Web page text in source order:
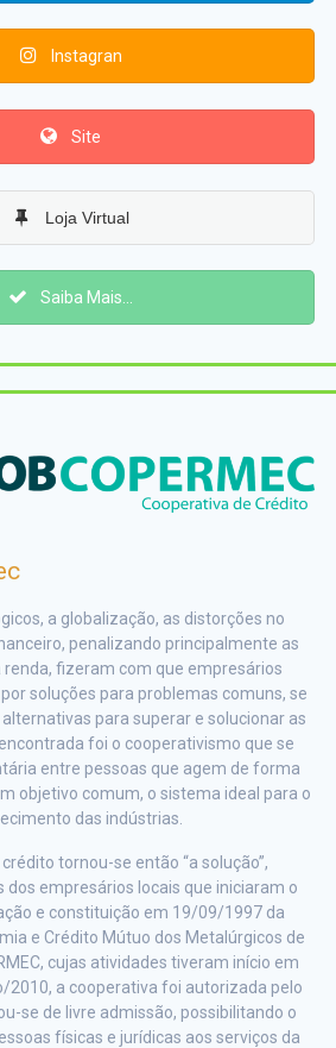
Instagran
Site
Loja Virtual
Saiba Mais...
a globalização, as distorções no
penalizando principalmente as
renda, fizeram com que empresários
soluções para problemas comuns, se
para superar e solucionar as
foi o cooperativismo que se
entre pessoas que agem de forma
objetivo comum, o sistema ideal para o
das indústrias.
tornou-se então “a solução”,
dos empresários locais que iniciaram o
e constituição em 19/09/1997 da
e Crédito Mútuo dos Metalúrgicos de
cujas atividades tiveram início em
2010, a cooperativa foi autorizada pelo
se de livre admissão, possibilitando o
físicas e jurídicas aos serviços da